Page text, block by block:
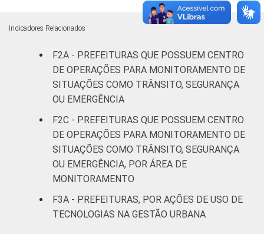
até 500
mil
66 27
Mais de
500 mil
habitantes
86 9
Fonte: CGI.br/NIC.br, Centro Regional de
Estudos para o Desenvolvimento da
Sociedade da Informação (Cetic.br),
Pesquisa sobre o uso das tecnologias de
informação e comunicação no setor público
brasileiro - TIC Governo Eletrônico 2019.
Indicadores Relacionados
F2A - PREFEITURAS QUE POSSUEM CENTRO
DE OPERAÇÕES PARA MONITORAMENTO DE
SITUAÇÕES COMO TRÂNSITO, SEGURANÇA
OU EMERGÊNCIA
F2C - PREFEITURAS QUE POSSUEM CENTRO
DE OPERAÇÕES PARA MONITORAMENTO DE
SITUAÇÕES COMO TRÂNSITO, SEGURANÇA
OU EMERGÊNCIA, POR ÁREA DE
MONITORAMENTO
F3A - PREFEITURAS, POR AÇÕES DE USO DE
TECNOLOGIAS NA GESTÃO URBANA